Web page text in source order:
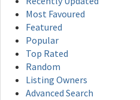
Most Favoured
Featured
Popular
Top Rated
Random
Listing Owners
Advanced Search